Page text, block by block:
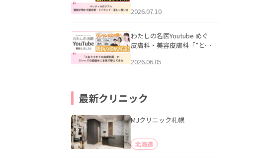
医師が明かす副作用・リバ
公開いたしました。
2026.07.10
わたしの名医Youtube めぐ
皮膚科・美容皮膚科「”とお
ッズの肌悩みに本気で答え
2026.06.05
最新クリニック
MJクリニック札幌
北海道